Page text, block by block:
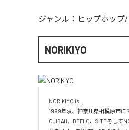
ジャンル： ヒップホップ
NORIKIYO
NORIKIYO is...
1999年頃、神奈川県相模原市に
OJIBAH、DEFLO、SITEそして